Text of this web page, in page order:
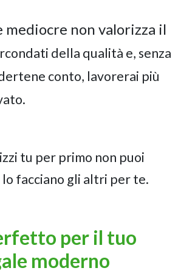
mediocre non valorizza il
della qualità e, senza
conto, lavorerai più
tu per primo non puoi
facciano gli altri per te.
per il tuo
moderno